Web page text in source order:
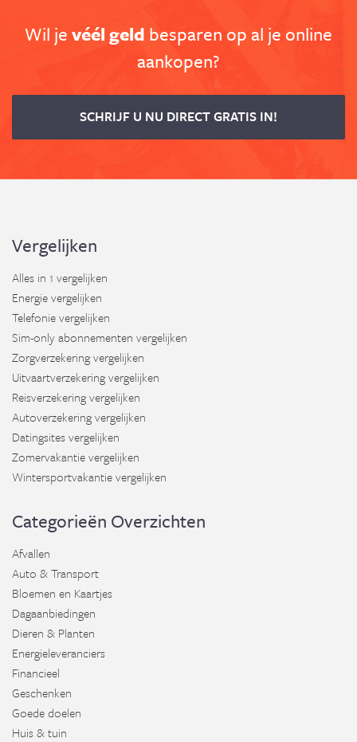
Wil jevéél geld besparen op al je online
aankopen?
SCHRIJF U NU DIRECT GRATIS IN!
Vergelijken
Alles in 1 vergelijken
Energie vergelijken
Telefonie vergelijken
Sim-only abonnementen vergelijken
Zorgverzekering vergelijken
Uitvaartverzekering vergelijken
Reisverzekering vergelijken
Autoverzekering vergelijken
Datingsites vergelijken
Zomervakantie vergelijken
Wintersportvakantie vergelijken
Categorieën Overzichten
Afvallen
Auto & Transport
Bloemen en Kaartjes
Dagaanbiedingen
Dieren & Planten
Energieleveranciers
Financieel
Geschenken
Goede doelen
Huis & tuin